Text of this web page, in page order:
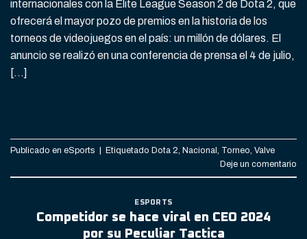
internacionales con la Elite League Season 2 de Dota 2, que
ofrecerá el mayor pozo de premios en la historia de los
torneos de videojuegos en el país: un millón de dólares. El
anuncio se realizó en una conferencia de prensa el 4 de julio,
[…]
Publicado en eSports Etiquetado Dota 2, Nacional , Torneo, Valve
Deje un comentario
ESPORTS
Competidor se hace viral en CEO 2024
por su Peculiar Tactica